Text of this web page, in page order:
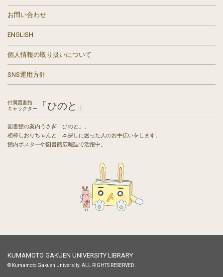
お問い合わせ
ENGLISH
個人情報の取り扱いについて
SNS運用方針
付属図書館
キャラクター
「ひのと」
図書館の案内うさぎ「ひのと」。
相棒しおりちゃんと、本探しに困った人のお手伝いをします。
館内ポスターや図書館広報誌で活躍中。
KUMAMOTO GAKUEN UNIVERSITY LIBRARY
© Kumamoto Gakuen University. ALL RIGHTS RESERVED.